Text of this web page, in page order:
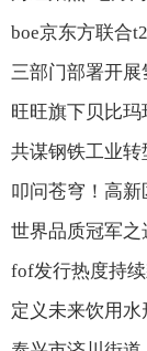
boe京东方联合
三部门部署开
旺旺旗下贝比
共谋钢铁工业转
叩问苍穹！高
世界品质冠军
fof发行热度持
定义未来饮用水